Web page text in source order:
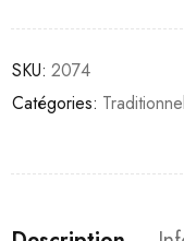
SKU: 2074
Catégories: